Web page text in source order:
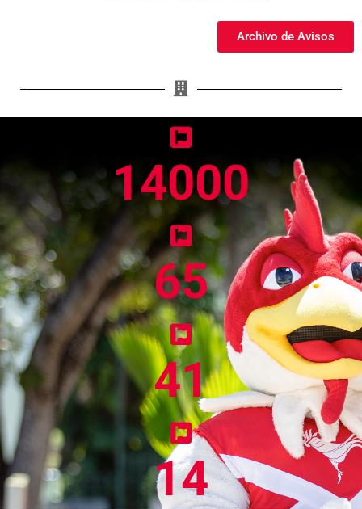
Archivo de Avisos
14000
65
41
14